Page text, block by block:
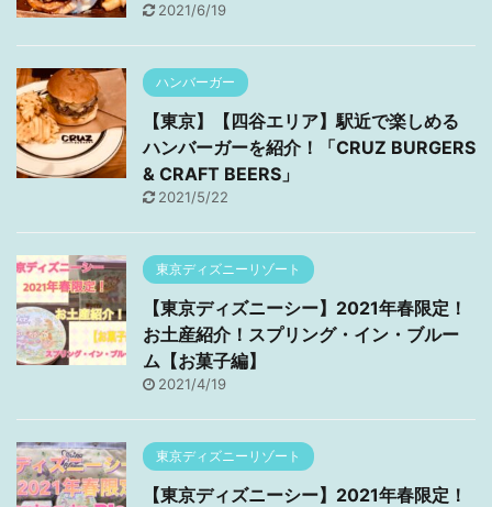
2021/6/19
ハンバーガー
【東京】【四谷エリア】駅近で楽しめる
ハンバーガーを紹介！「CRUZ BURGERS
& CRAFT BEERS」
2021/5/22
東京ディズニーリゾート
【東京ディズニーシー】2021年春限定！
お土産紹介！スプリング・イン・ブルー
ム【お菓子編】
2021/4/19
東京ディズニーリゾート
【東京ディズニーシー】2021年春限定！